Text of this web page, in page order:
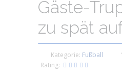
Gäste-
zu spät
Kategorie: Fußball
Rating: